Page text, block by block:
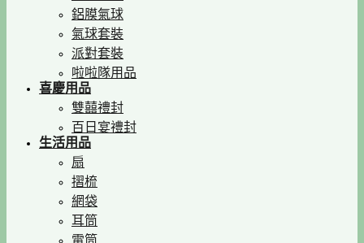
鋁膜氣球
氣球套裝
派對套裝
啦啦隊用品
喜慶用品
雙囍禮封
百日宴禮封
生活用品
扇
摺梳
網袋
耳筒